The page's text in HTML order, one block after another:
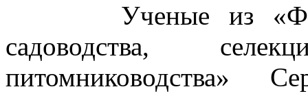
Ученые из
садоводства,
питомниководства»